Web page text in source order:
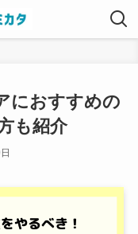
におすすめの
も紹介